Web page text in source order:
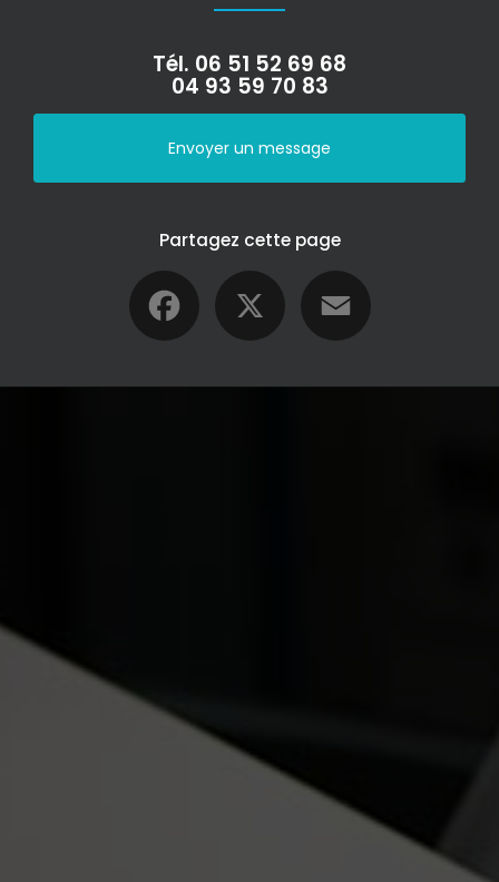
Tél. 06 51 52 69 68
04 93 59 70 83
Envoyer un message
Partagez cette page
Facebook